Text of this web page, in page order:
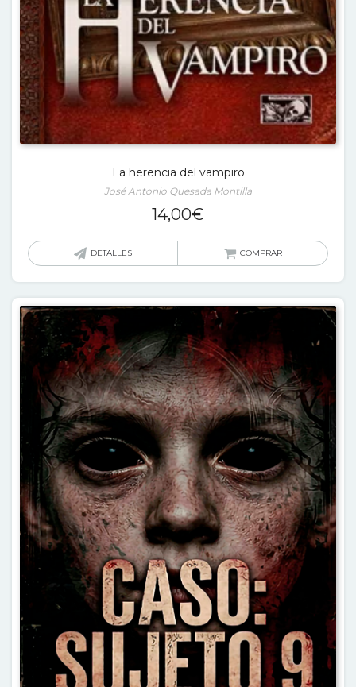
La herencia del vampiro
José Antonio Quesada Montilla
14,00€
DETALLES COMPRAR